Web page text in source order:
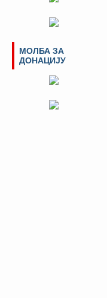
МОЛБА ЗА
ДОНАЦИЈУ